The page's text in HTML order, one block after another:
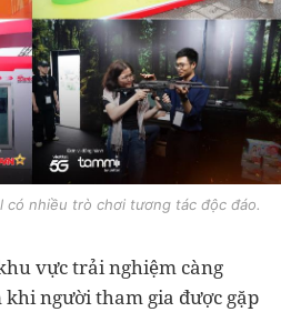
có nhiều trò chơi tương tác độc đáo.
vực trải nghiệm càng
người tham gia được gặp